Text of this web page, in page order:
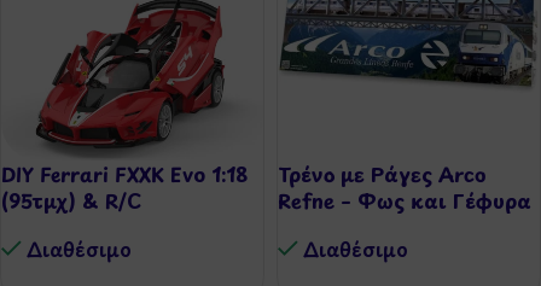
DIY Ferrari FXXK Evo 1:18
(95τμχ) & R/C
Διαθέσιμo
Τρένο με Ράγες Arco
Refne – Φως και Γέφυρα
Διαθέσιμo